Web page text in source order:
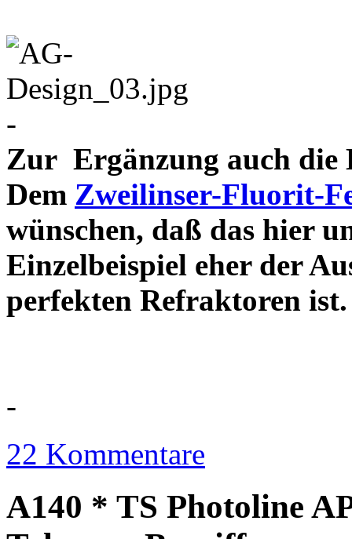
-
Zur Ergänzung auch die
Dem Zweilinser-Fluorit-
wünschen, daß das hier
Einzelbeispiel eher der
perfekten
-
22 Kommentare
A140 * TS Photoline